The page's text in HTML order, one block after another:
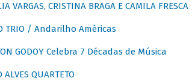
VARGAS, CRISTINA BRAGA E CAMILA
TRIO / Andarilho Américas
GODOY Celebra 7 Décadas de Música
ALVES QUARTETO